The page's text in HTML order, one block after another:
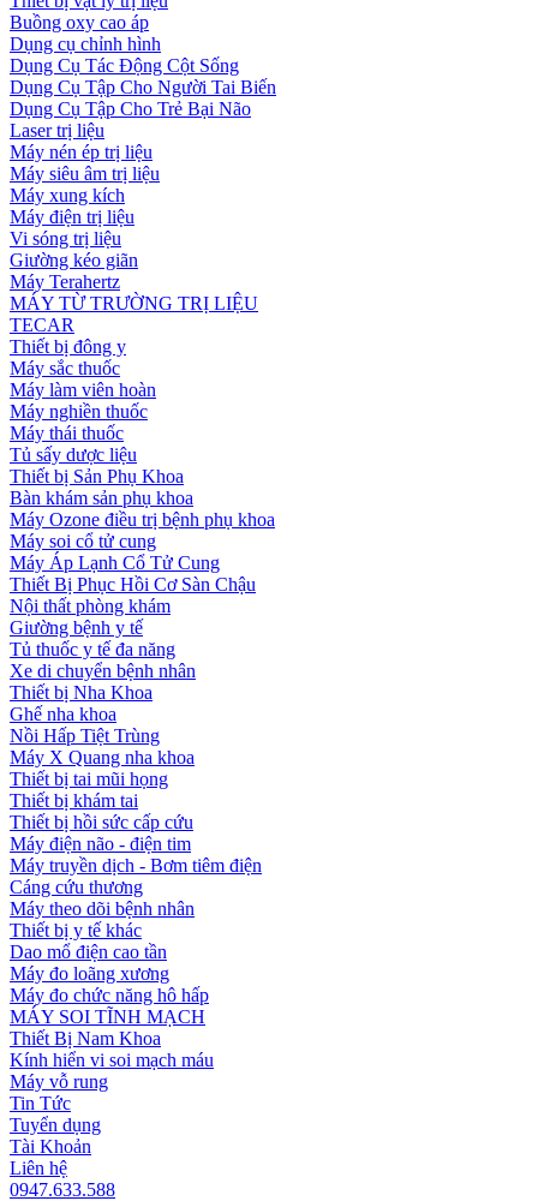
Buồng oxy cao áp
Dụng cụ chỉnh hình
Dụng Cụ Tác Động Cột Sống
Dụng Cụ Tập Cho Người Tai Biến
Dụng Cụ Tập Cho Trẻ Bại Não
Laser trị liệu
Máy nén ép trị liệu
Máy siêu âm trị liệu
Máy xung kích
Máy điện trị liệu
Vi sóng trị liệu
Giường kéo giãn
Máy Terahertz
MÁY TỪ TRƯỜNG TRỊ LIỆU
TECAR
Thiết bị đông y
Máy sắc thuốc
Máy làm viên hoàn
Máy nghiền thuốc
Máy thái thuốc
Tủ sấy dược liệu
Thiết bị Sản Phụ Khoa
Bàn khám sản phụ khoa
Máy Ozone điều trị bệnh phụ khoa
Máy soi cổ tử cung
Máy Áp Lạnh Cổ Tử Cung
Thiết Bị Phục Hồi Cơ Sàn Chậu
Nội thất phòng khám
Giường bệnh y tế
Tủ thuốc y tế đa năng
Xe di chuyển bệnh nhân
Thiết bị Nha Khoa
Ghế nha khoa
Nồi Hấp Tiệt Trùng
Máy X Quang nha khoa
Thiết bị tai mũi họng
Thiết bị khám tai
Thiết bị hồi sức cấp cứu
Máy điện não - điện tim
Máy truyền dịch - Bơm tiêm điện
Cáng cứu thương
Máy theo dõi bệnh nhân
Thiết bị y tế khác
Dao mổ điện cao tần
Máy đo loãng xương
Máy đo chức năng hô hấp
MÁY SOI TĨNH MẠCH
Thiết Bị Nam Khoa
Kính hiển vi soi mạch máu
Máy vỗ rung
Tin Tức
Tuyển dụng
Tài Khoản
Liên hệ
0947.633.588